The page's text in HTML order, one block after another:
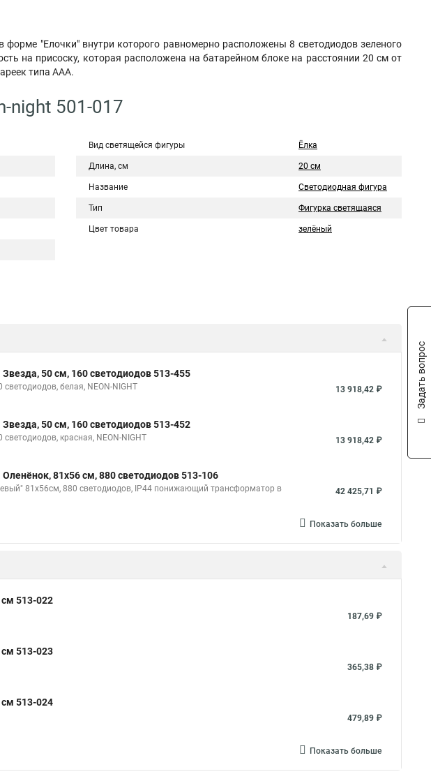
"Елочки" внутри которого равномерно расположены 8 светодиодов зеленого
на присоску, которая расположена на батарейном блоке на расстоянии 20 см от
типа AAA.
night 501-017
Вид светящейся фигуры Ёлка
Длина, см 20 см
Название Светодиодная фигура
Тип Фигурка светящаяся
Цвет товара зелёный
50 см, 160 светодиодов 513-455
белая, NEON-NIGHT 13 918,42 ₽
50 см, 160 светодиодов 513-452
красная, NEON-NIGHT 13 918,42 ₽
81х56 см, 880 светодиодов 513-106
81х56см, 880 светодиодов, IP44 понижающий трансформатор в
42 425,71 ₽
Показать больше
513-022
187,69 ₽
513-023
365,38 ₽
513-024
479,89 ₽
Показать больше
Задать вопрос